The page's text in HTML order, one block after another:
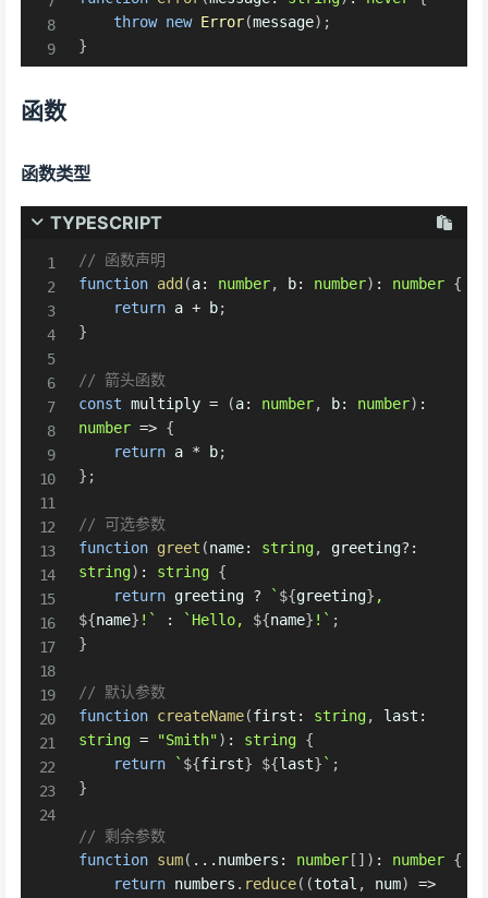
throw new Error(message) ;
}
函数
函数类型
TYPESCRIPT
// 函数声明
function add (a: number, b: number) : number {
return a + b;
}
// 箭头函数
const multiply = (a: number, b: number) :
number => {
return a * b;
} ;
// 可选参数
function greet (name: string, greeting? :
string) : string {
return greeting ? ` ${greeting}
${name} ! ` : ` Hello, ${name} ! ` ;
}
// 默认参数
function createName(first : string, last :
string = "Smith") : string {
return
` ${first} ${last} ` ;
}
// 剩余参数
function sum( ... numbers : number [ ] ) : number {
return numbers . reduce( (total , num)
=>